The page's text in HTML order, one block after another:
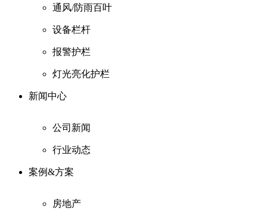
通风/防雨百叶
设备栏杆
报警护栏
灯光亮化护栏
新闻中心
公司新闻
行业动态
案例&方案
房地产